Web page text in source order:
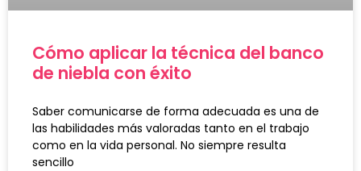
Cómo aplicar la técnica del banco
de niebla con éxito
Saber comunicarse de forma adecuada es una de
las habilidades más valoradas tanto en el trabajo
como en la vida personal. No siempre resulta
sencillo